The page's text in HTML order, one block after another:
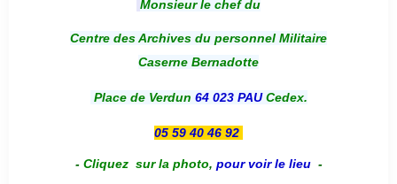
Monsieur le chef du
Centre des Archives du personnel Militaire
Caserne Bernadotte
Place de Verdun 64 023 PAUCedex.
05 59 40 46 92
- Cliquez sur la photo, pour voir le lieu -